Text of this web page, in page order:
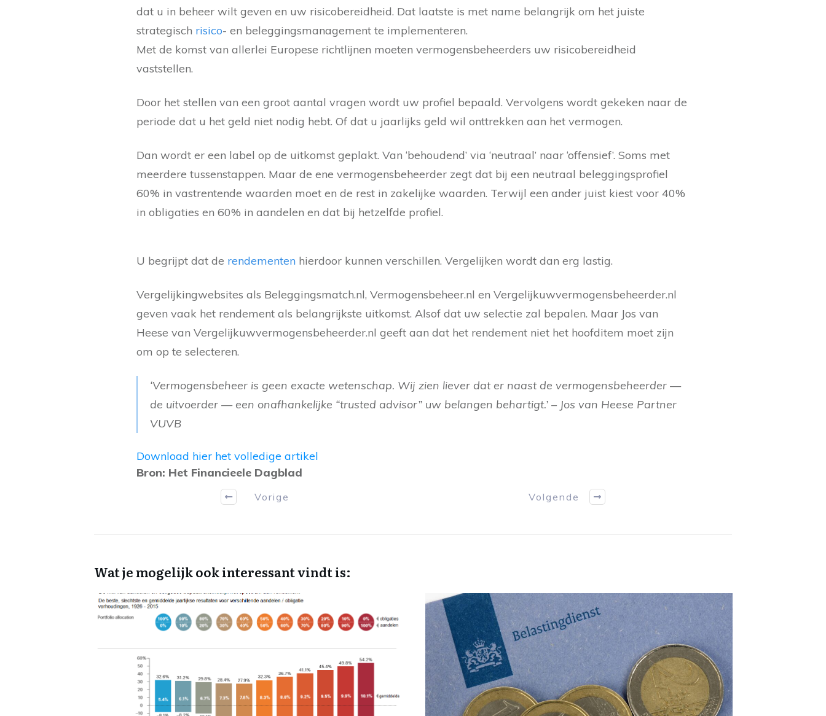
dat u in beheer wilt geven en uw risicobereidheid. Dat laatste is met name belangrijk om het juiste
strategisch risico- en beleggingsmanagement te implementeren.
Met de komst van allerlei Europese richtlijnen moeten vermogensbeheerders uw risicobereidheid
vaststellen.
Door het stellen van een groot aantal vragen wordt uw profiel bepaald. Vervolgens wordt gekeken naar de
periode dat u het geld niet nodig hebt. Of dat u jaarlijks geld wil onttrekken aan het vermogen.
Dan wordt er een label op de uitkomst geplakt. Van ‘behoudend’ via ‘neutraal’ naar ‘offensief’. Soms met
meerdere tussenstappen. Maar de ene vermogensbeheerder zegt dat bij een neutraal beleggingsprofiel
60% in vastrentende waarden moet en de rest in zakelijke waarden. Terwijl een ander juist kiest voor 40%
in obligaties en 60% in aandelen en dat bij hetzelfde profiel.
U begrijpt dat de rendementen hierdoor kunnen verschillen. Vergelijken wordt dan erg lastig.
Vergelijkingwebsites als Beleggingsmatch.nl, Vermogensbeheer.nl en Vergelijkuwvermogensbeheerder.nl
geven vaak het rendement als belangrijkste uitkomst. Alsof dat uw selectie zal bepalen. Maar Jos van
Heese van Vergelijkuwvermogensbeheerder.nl geeft aan dat het rendement niet het hoofditem moet zijn
om op te selecteren.
‘Vermogensbeheer is geen exacte wetenschap. Wij zien liever dat er naast de vermogensbeheerder —
de uitvoerder — een onafhankelijke “trusted advisor” uw belangen behartigt.’ – Jos van Heese Partner
VUVB
Download hier het volledige artikel
Bron: Het Financieele Dagblad
Vorige Volgende
Wat je mogelijk ook interessant vindt is: